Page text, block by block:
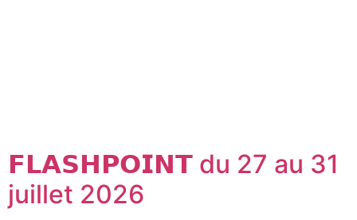
𝗙𝗟𝗔𝗦𝗛𝗣𝗢𝗜𝗡𝗧 du 27 au 31
juillet 2026